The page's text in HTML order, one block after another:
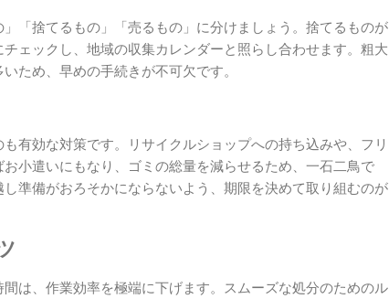
「捨てるもの」「売るもの」に分けましょう。捨てるものが
ェックし、地域の収集カレンダーと照らし合わせます。粗大
ため、早めの手続きが不可欠です。
有効な対策です。リサイクルショップへの持ち込みや、フリ
小遣いにもなり、ゴミの総量を減らせるため、一石二鳥で
準備がおろそかにならないよう、期限を決めて取り組むのが
は、作業効率を極端に下げます。スムーズな処分のためのル